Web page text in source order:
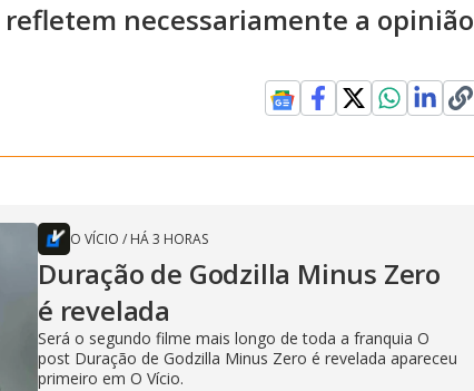
necessariamente a opinião
O VÍCIO / HÁ 3 HORAS
Duração de Godzilla Minus Zero
é revelada
Será o segundo filme mais longo de toda a franquia O
post Duração de Godzilla Minus Zero é revelada apareceu
primeiro em O Vício.